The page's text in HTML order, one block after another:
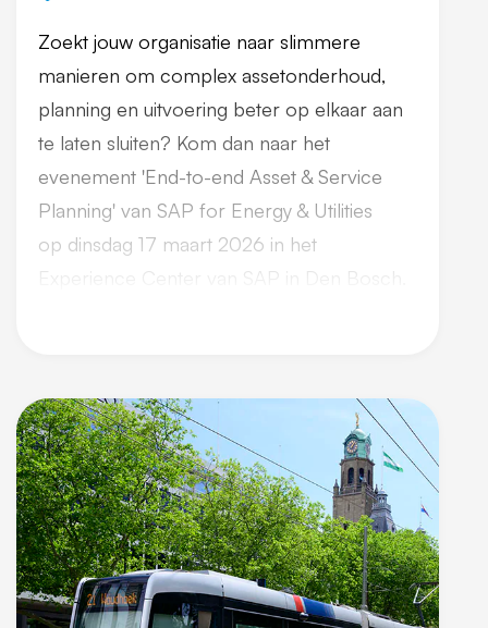
Zoekt jouw organisatie naar slimmere
manieren om complex assetonderhoud,
planning en uitvoering beter op elkaar aan
te laten sluiten? Kom dan naar het
evenement 'End-to-end Asset & Service
Planning' van SAP for Energy & Utilities
op dinsdag 17 maart 2026 in het
Experience Center van SAP in Den Bosch.